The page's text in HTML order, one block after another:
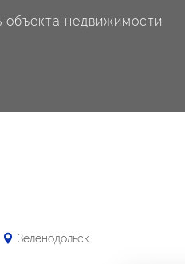
объекта недвижимости
Зеленодольск